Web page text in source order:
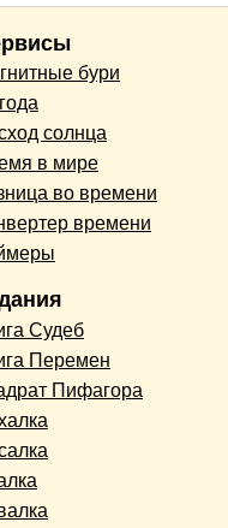
бури
солнца
в мире
во времени
времени
Судеб
Перемен
Пифагора